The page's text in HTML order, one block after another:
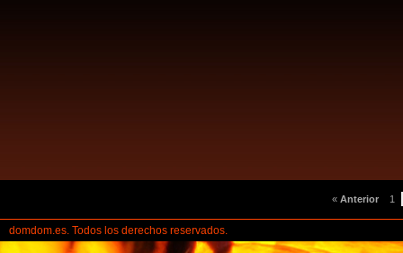
« Anterior 1
domdom.es. Todos los derechos reservados.